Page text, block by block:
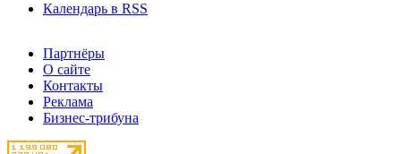
Календарь в RSS
Партнёры
О сайте
Контакты
Реклама
Бизнес-трибуна